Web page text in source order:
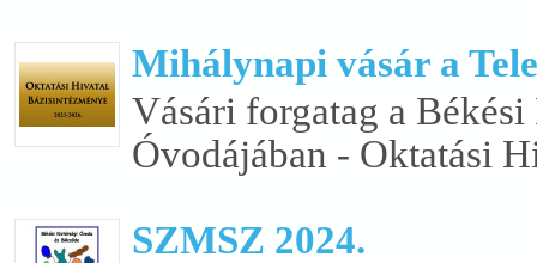
Mihálynapi vásár a
Vásári forgatag a
Óvodájában - Oktatási
SZMSZ 2024.